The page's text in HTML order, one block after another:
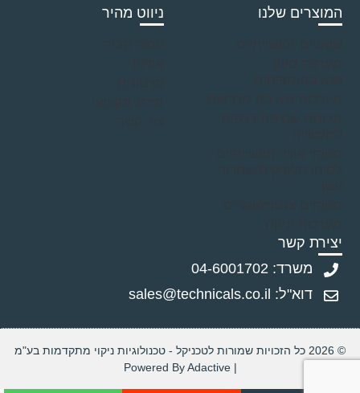
ניווט מהיר המוצרים שלנו
יצירת קשר
משרד: 04-6001702
דוא"ל: sales@technicals.co.il
© 2026 כל הזכויות שמורות לטכניקל - טכנולוגיות ניקוי מתקדמות בע"מ
| Powered By Adactive